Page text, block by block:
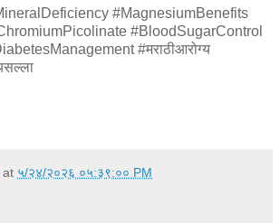
#MagnesiumBenefits
#BloodSugarControl
#मराठीआरोग्य
at ५/२४/२०२६ ०५:३९:०० PM